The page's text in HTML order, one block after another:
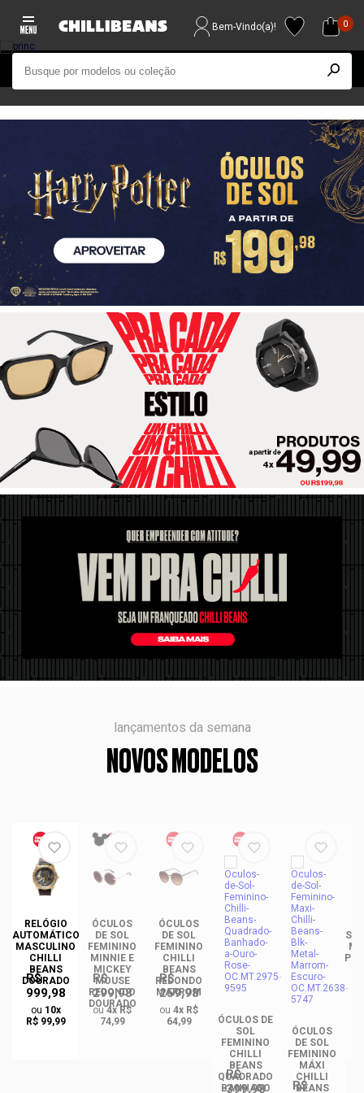
Bem-Vindo(a)! 0
lançamentos da semana
NOVOS MODELOS
RELÓGIO
AUTOMÁTICO
MASCULINO
CHILLI
BEANS
DOURADO
R$
999,98
ou 10x
R$ 99,99
ÓCULOS
DE SOL
FEMININO
MINNIE E
MICKEY
MOUSE
REDONDO
DOURADO
R$
299,98
ou4x R$
74,99
ÓCULOS
DE SOL
FEMININO
CHILLI
BEANS
REDONDO
MARROM
R$
259,98
ou 4x R$
64,99
ÓCULOS DE
SOL
FEMININO
CHILLI
BEANS
QUADRADO
BANHADO
R$
399,98
ÓCULOS
DE SOL
FEMININO
MÁXI
CHILLI
BEANS
R$